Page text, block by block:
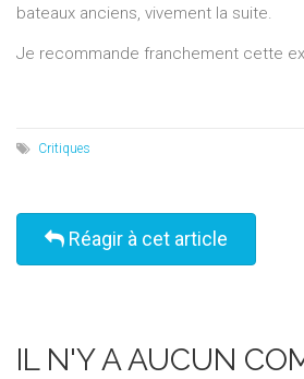
bateaux anciens, vivement la suite.
Je recommande franchement cette
Critiques
Réagir à cet article
IL N'Y A AUCUN